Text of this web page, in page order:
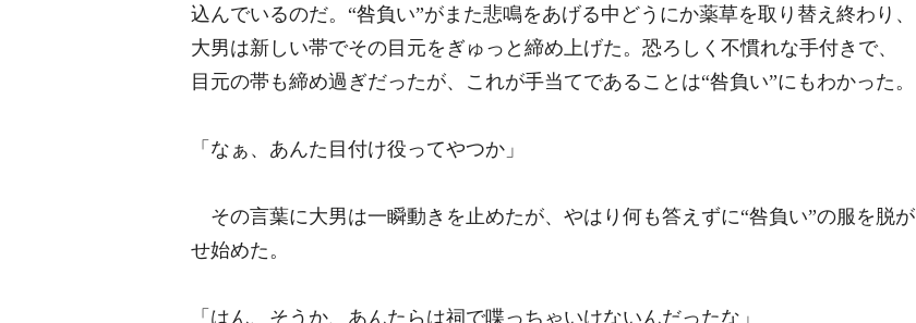
込んでいるのだ。“咎負い”がまた悲鳴をあげる中どうにか薬草を取り替え終わり、
大男は新しい帯でその目元をぎゅっと締め上げた。恐ろしく不慣れな手付きで、
目元の帯も締め過ぎだったが、これが手当てであることは“咎負い”にもわかった。
「なぁ、あんた目付け役ってやつか」
その言葉に大男は一瞬動きを止めたが、やはり何も答えずに“咎負い”の服を脱が
せ始めた。
「はん、そうか、あんたらは祠で喋っちゃいけないんだったな」